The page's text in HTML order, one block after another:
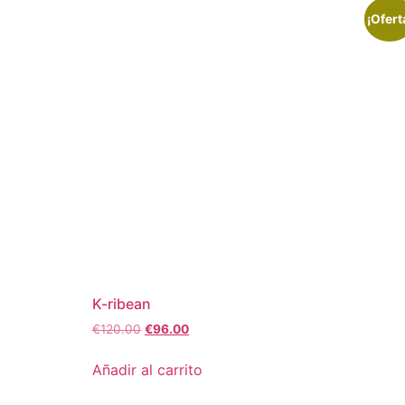
K-ribean
€120.00 €96.00
Añadir al carrito